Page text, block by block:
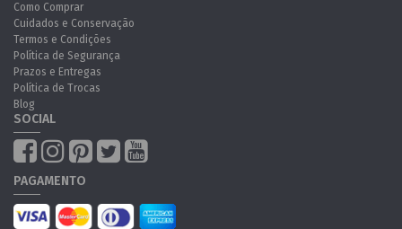
Como Comprar
Cuidados e Conservação
Termos e Condições
Política de Segurança
Prazos e Entregas
Política de Trocas
Blog
SOCIAL
PAGAMENTO